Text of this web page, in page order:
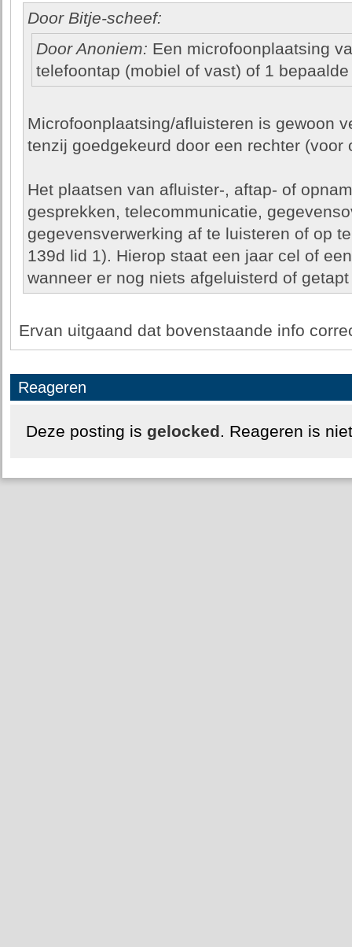
Door Bitje-scheef:
Door Anoniem: Een microfoonplaatsing
telefoontap (mobiel of vast) of 1
Microfoonplaatsing/afluisteren is gewoon
tenzij goedgekeurd door een rechter (voor
Het plaatsen van afluister-, aftap- of
gesprekken, telecommunicatie,
gegevensverwerking af te luisteren of op
139d lid 1). Hierop staat een jaar cel of
wanneer er nog niets afgeluisterd of
Ervan uitgaand dat bovenstaande info
Reageren
Deze posting is gelocked. Reageren is